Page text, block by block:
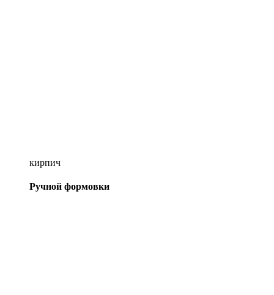
кирпич
Ручной формовки